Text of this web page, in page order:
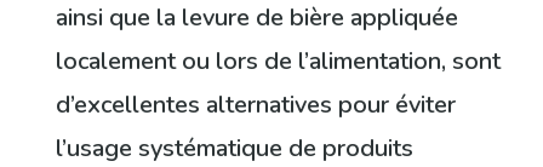
ainsi que la levure de bière appliquée
localement ou lors de l’alimentation, sont
d’excellentes alternatives pour éviter
l’usage systématique de produits